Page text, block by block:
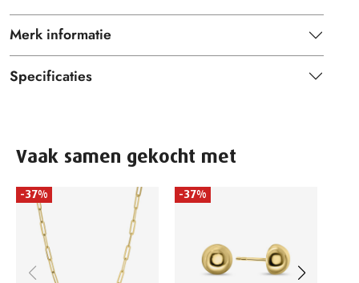
Merk informatie
Specificaties
Vaak samen gekocht met
-37% -37%